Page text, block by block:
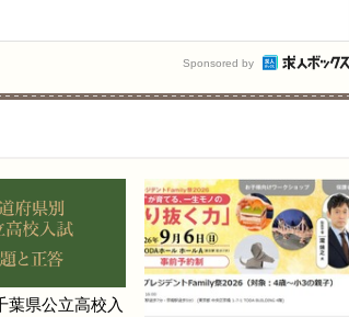
Sponsored by
葉県公立高校入